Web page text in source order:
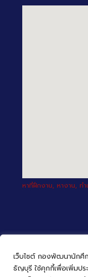
เว็บไซต์ กองพัฒนานักศึ
ธัญบุรี ใช้คุกกี้เพื่อเพิ่มปร
หาที่ฝึกงาน, หางาน, ทำ